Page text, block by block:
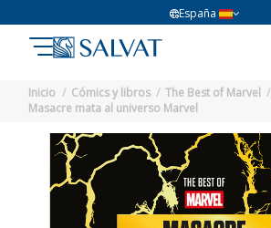
España
Inicio Cómics y libros The Best of Marvel
Masacre mata al universo Marvel